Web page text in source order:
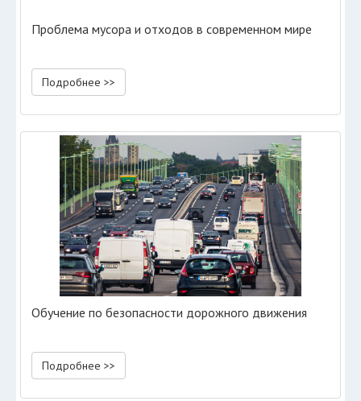
Проблема мусора и отходов в современном мире
Подробнее >>
Обучение по безопасности дорожного движения
Подробнее >>